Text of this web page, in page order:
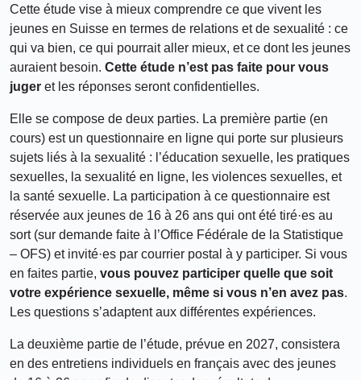
Cette étude vise à mieux comprendre ce que vivent les
jeunes en Suisse en termes de relations et de sexualité : ce
qui va bien, ce qui pourrait aller mieux, et ce dont les jeunes
auraient besoin. Cette étude n’est pas faite pour vous
juger et les réponses seront confidentielles.
Elle se compose de deux parties. La première partie (en
cours) est un questionnaire en ligne qui porte sur plusieurs
sujets liés à la sexualité : l’éducation sexuelle, les pratiques
sexuelles, la sexualité en ligne, les violences sexuelles, et
la santé sexuelle. La participation à ce questionnaire est
réservée aux jeunes de 16 à 26 ans qui ont été tiré·es au
sort (sur demande faite à l’Office Fédérale de la Statistique
– OFS) et invité·es par courrier postal à y participer. Si vous
en faites partie, vous pouvez participer quelle que soit
votre expérience sexuelle, même si vous n’en avez pas.
Les questions s’adaptent aux différentes expériences.
La deuxième partie de l’étude, prévue en 2027, consistera
en des entretiens individuels en français avec des jeunes